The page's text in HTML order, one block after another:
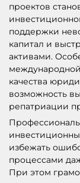
проектов
поддержки
капитал и
активами.
качества
возможность
репатриации
избежать
процессами
При этом